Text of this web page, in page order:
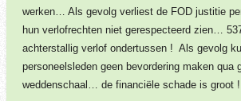
werken… Als gevolg verliest de FOD justitie
hun verlofrechten niet gerespecteerd zien…
achterstallig verlof ondertussen ! Als gevolg
personeelsleden geen bevordering maken qua
weddenschaal… de financiële schade is groot !